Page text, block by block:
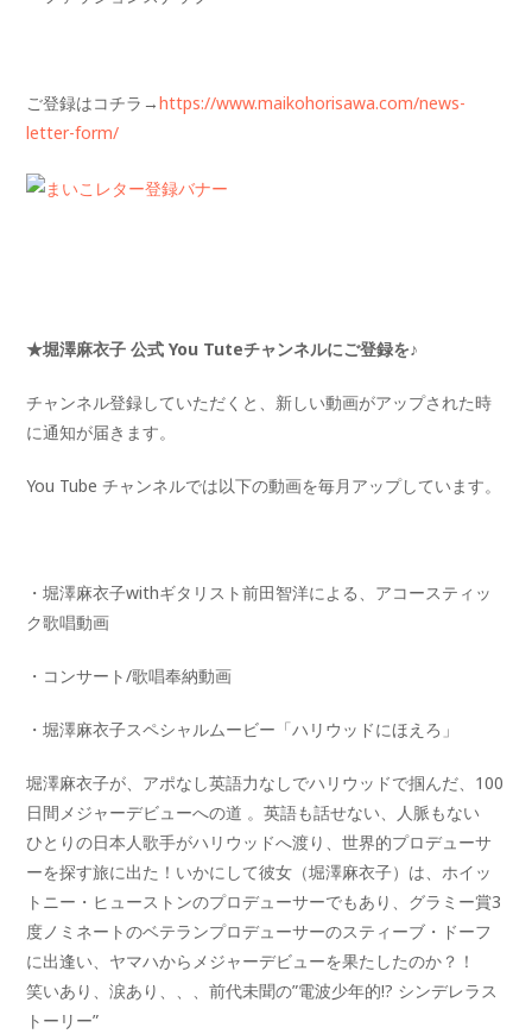
ご登録はコチラ→https://www.maikohorisawa.com/news-
letter-form/
★堀澤麻衣子 公式 You Tuteチャンネルにご登録を♪
チャンネル登録していただくと、新しい動画がアップされた時
に通知が届きます。
You Tube チャンネルでは以下の動画を毎月アップしています。
・堀澤麻衣子withギタリスト前田智洋による、アコースティッ
ク歌唱動画
・コンサート/歌唱奉納動画
・堀澤麻衣子スペシャルムービー「ハリウッドにほえろ」
堀澤麻衣子が、アポなし英語力なしでハリウッドで掴んだ、100
日間メジャーデビューへの道 。英語も話せない、人脈もない
ひとりの日本人歌手がハリウッドへ渡り、世界的プロデューサ
ーを探す旅に出た！いかにして彼女（堀澤麻衣子）は、ホイッ
トニー・ ヒューストンのプロデューサーでもあり、グラミー賞3
度ノミネートのベテランプロデューサーのスティーブ・ドーフ
に出逢い、ヤマハからメジャーデビューを果たしたのか？！
笑いあり、涙あり、、、前代未聞の”電波少年的!? シンデレラス
トーリー”